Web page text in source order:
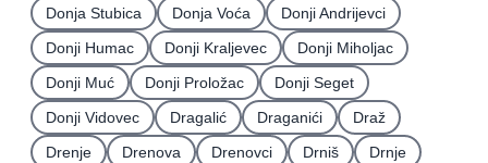
Donja Stubica
Donja Voća
Donji Andrijevci
Donji Humac
Donji Kraljevec
Donji Miholjac
Donji Muć
Donji Proložac
Donji Seget
Donji Vidovec
Dragalić Draganići
Draž
Drenje
Drenova Drenovci Drniš
Drnje